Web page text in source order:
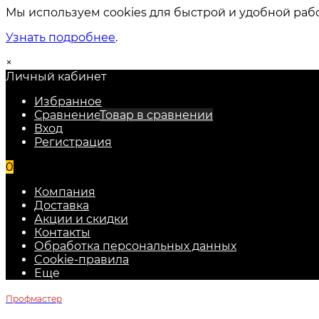
Мы используем cookies для быстрой и удобной
Узнать подробнее.
×
Личный кабинет
Избранное
СравнениеТовар в сравнении
Вход
Регистрация
0
Компания
Доставка
Акции и скидки
Контакты
Обработка персональных данных
Cookie-правила
Еще
Профмастер